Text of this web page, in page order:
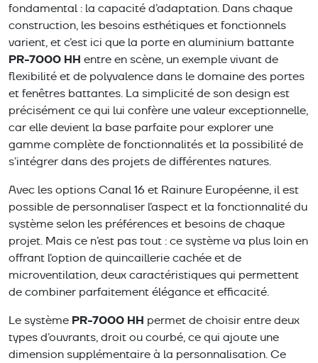
fondamental : la capacité d’adaptation. Dans chaque
construction, les besoins esthétiques et fonctionnels
varient, et c’est ici que la porte en aluminium battante
PR-7000 HH entre en scène, un exemple vivant de
flexibilité et de polyvalence dans le domaine des portes
et fenêtres battantes. La simplicité de son design est
précisément ce qui lui confère une valeur exceptionnelle,
car elle devient la base parfaite pour explorer une
gamme complète de fonctionnalités et la possibilité de
s’intégrer dans des projets de différentes natures.
Avec les options Canal 16 et Rainure Européenne, il est
possible de personnaliser l’aspect et la fonctionnalité du
système selon les préférences et besoins de chaque
projet. Mais ce n’est pas tout : ce système va plus loin en
offrant l’option de quincaillerie cachée et de
microventilation, deux caractéristiques qui permettent
de combiner parfaitement élégance et efficacité.
Le système PR-7000 HH permet de choisir entre deux
types d’ouvrants, droit ou courbé, ce qui ajoute une
dimension supplémentaire à la personnalisation. Ce